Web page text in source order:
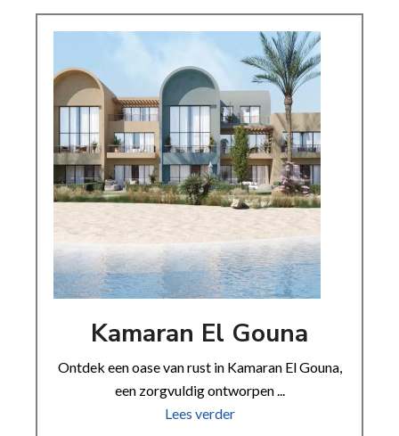
Kamaran El Gouna
Ontdek een oase van rust in Kamaran El Gouna,
een zorgvuldig ontworpen ...
Lees verder